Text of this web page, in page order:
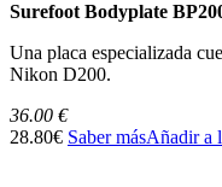
Surefoot Bodyplate
Una placa especializada
Nikon D200.
36.00 €
28.80€ Saber másAñadir a